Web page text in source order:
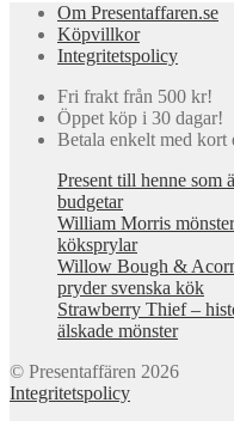
Om Presentaffaren.se
Köpvillkor
Integritetspolicy
Fri frakt från 500 kr!
Öppet köp i 30 dagar!
Betala enkelt med kort
Present till henne som
budgetar
William Morris
köksprylar
Willow Bough &
pryder svenska kök
Strawberry Thief –
älskade mönster
© Presentaffären 2026
Integritetspolicy